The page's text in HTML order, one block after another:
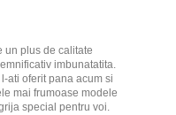
un plus de calitate
imbunatatita.
ati oferit pana acum si
mai frumoase modele
special pentru voi.